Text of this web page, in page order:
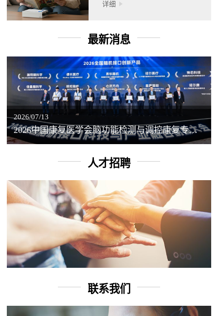
详细
最新消息
2026/07/13
2026中国康复医学会脑功能检测与调控康复专业委员会学术年会丨脑客中国：脑机接口——EEG驱动TMS闭环调控工作坊
人才招聘
联系我们